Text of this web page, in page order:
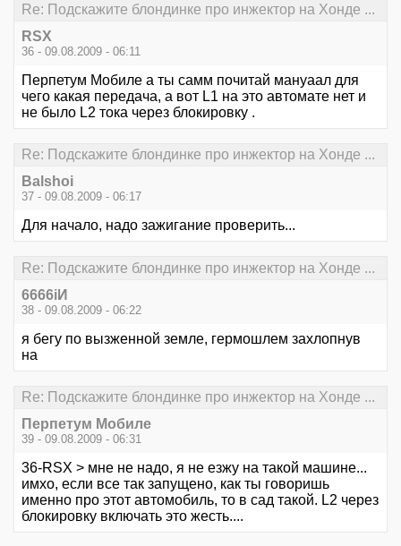
Re: Подскажите блондинке про инжектор на Хонде ...
RSX
36 - 09.08.2009 - 06:11
Перпетум Мобиле а ты самм почитай мануаал для
чего какая передача, а вот L1 на это автомате нет и
не было L2 тока через блокировку .
Re: Подскажите блондинке про инжектор на Хонде ...
Balshoi
37 - 09.08.2009 - 06:17
Для начало, надо зажигание проверить...
Re: Подскажите блондинке про инжектор на Хонде ...
6666iИ
38 - 09.08.2009 - 06:22
я бегу по вызженной земле, гермошлем захлопнув
на
Re: Подскажите блондинке про инжектор на Хонде ...
Перпетум Мобиле
39 - 09.08.2009 - 06:31
36-RSX > мне не надо, я не езжу на такой машине...
имхо, если все так запущено, как ты говоришь
именно про этот автомобиль, то в сад такой. L2 через
блокировку включать это жесть....